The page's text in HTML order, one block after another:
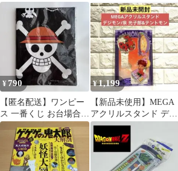
スタンド 犬飼いろは
難攻不落ノ懐刀 キャラ
グッズ
¥ 790
【匿名配送】ワンピー
ス 一番くじ お台場合衆
国 レジャーシート賞 レ
¥1,199
【新品未使用】MEGA
アクリルスタンド デジ
モン/泉 光子郎&テント
モン